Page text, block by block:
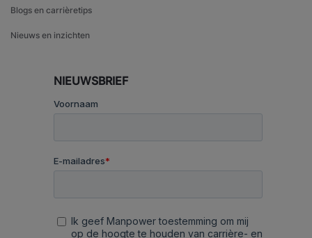
Blogs en carrièretips
Nieuws en inzichten
NIEUWSBRIEF